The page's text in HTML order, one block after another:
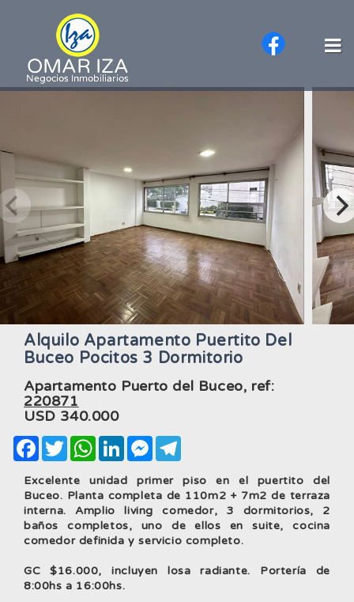
Alquilo Apartamento Puertito Del
Buceo Pocitos 3 Dormitorio
Apartamento Puerto del Buceo, ref:
220871
USD 340.000
Facebook
TwitterWhatsApp
LinkedInMessenger
Excelente unidad primer piso en el puertito del
Buceo. Planta completa de 110m2 + 7m2 de terraza
interna. Amplio living comedor, 3 dormitorios, 2
baños completos, uno de ellos en suite, cocina
comedor definida y servicio completo.
GC $16.000, incluyen losa radiante. Portería de
8:00hs a 16:00hs.